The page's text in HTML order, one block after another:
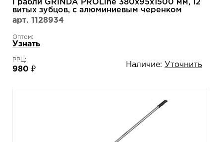
Грабли GRINDA PROLine 380х95х1500 мм, 12
витых зубцов, с алюминиевым черенком
39585
арт. 1128934
Оптом:
Узнать
РРЦ:
980 ₽
Наличие: Уточнить